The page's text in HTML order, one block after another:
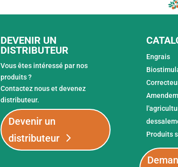
DEVENIR UN
DISTRIBUTEUR
Vous êtes intéressé par nos
produits ?
Contactez nous et devenez
distributeur.
Devenir un
distributeur
Engrais
Produits